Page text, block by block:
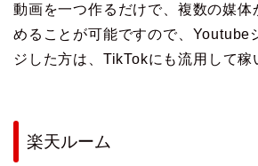
動画を一つ作るだけで、複数の媒体
めることが可能ですので、Youtube
ジした方は、TikTokにも流用して稼
楽天ルーム